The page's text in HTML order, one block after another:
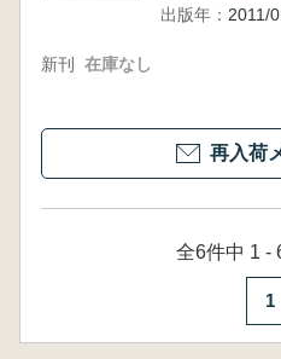
出版年： 2011/
新刊 在庫なし
再入荷
全6件中 1 -
1